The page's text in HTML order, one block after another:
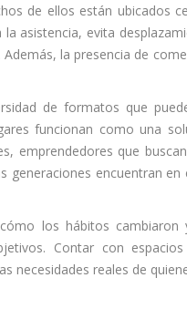
de ellos están ubicados
asistencia, evita
la presencia de
de formatos que
funcionan como una
emprendedores que
encuentran
los hábitos cambiaron
Contar con
necesidades reales de